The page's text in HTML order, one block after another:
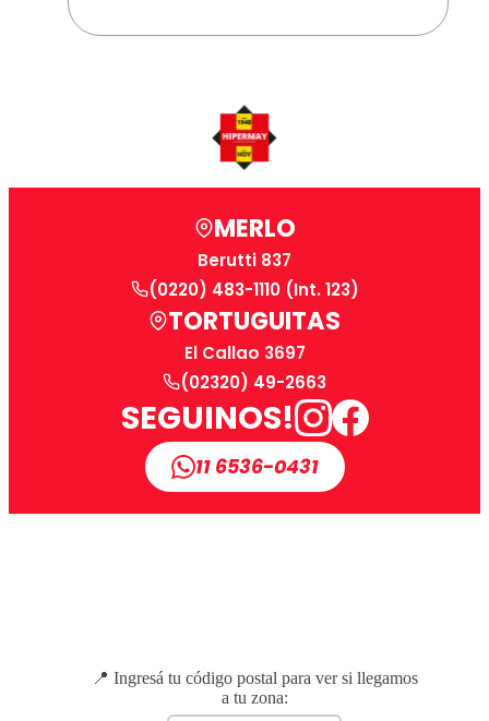
MERLO
Berutti 837
(0220) 483-1110 (Int. 123)
TORTUGUITAS
El Callao 3697
(02320) 49-2663
SEGUINOS!
11 6536-0431
📍 Ingresá tu código postal para ver si llegamos
a tu zona: